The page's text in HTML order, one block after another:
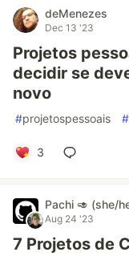
deMenezes
Dec 13 '23
Projetos
decidir se
novo
#projetospessoais #
3
Pachi 🥑 (she/
Aug 24 '23
7 Projetos de